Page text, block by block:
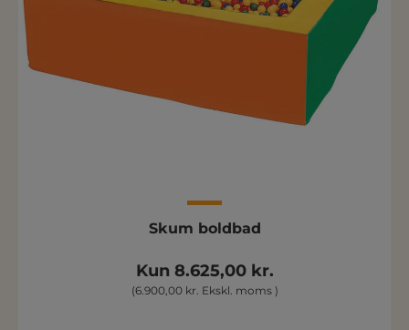
Skum boldbad
Kun 8.625,00 kr.
(6.900,00 kr. Ekskl. moms )